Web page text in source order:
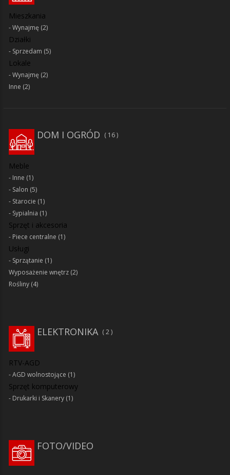
Mieszkania
Wynajmę (2)
Działki
Sprzedam (5)
Lokale
Wynajmę (2)
Inne (2)
DOM I OGRÓD 16
Meble
Inne (1)
Salon (5)
Starocie (1)
Sypialnia (1)
Sprzęt i akcesoria
Piece centralne (1)
Usługi
Sprzątanie (1)
Wyposażenie wnętrz (2)
Rośliny (4)
2
ELEKTRONIKA
RTV-AGD
AGD wolnostojące (1)
Sprzęt komputerowy
Drukarki i Skanery (1)
FOTO/VIDEO